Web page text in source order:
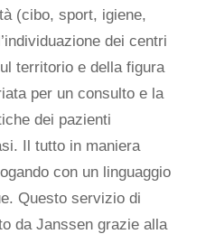
(cibo, sport, igiene,
dei centri
territorio e della figura
per un consulto e la
dei pazienti
Il tutto in maniera
con un linguaggio
Questo servizio di
da Janssen grazie alla